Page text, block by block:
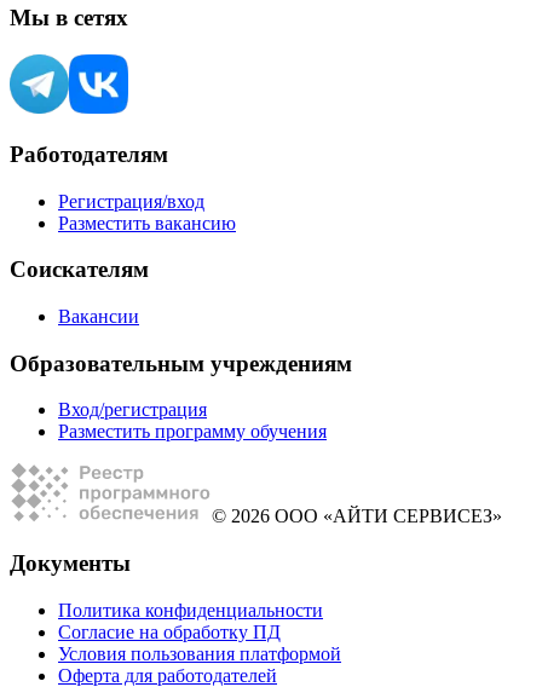
Мы в сетях
Работодателям
Регистрация/вход
Разместить вакансию
Соискателям
Вакансии
Образовательным учреждениям
Вход/регистрация
Разместить программу обучения
© 2026 ООО «АЙТИ СЕРВИСЕЗ»
Документы
Политика конфиденциальности
Согласие на обработку ПД
Условия пользования платформой
Оферта для работодателей